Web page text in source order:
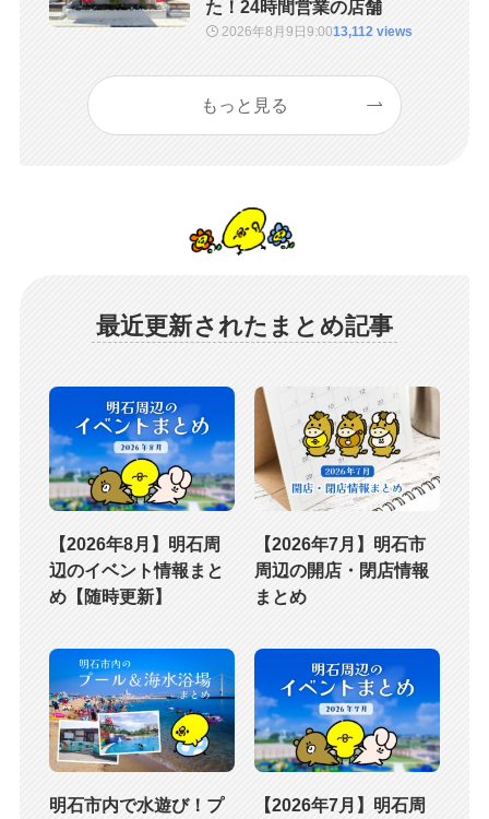
た！24時間営業の店舗
2026年8月9日 9:0013,112 views
もっと見る
最近更新されたまとめ記事
【2026年8月】明石周
辺のイベント情報まと
め【随時更新】
【2026年7月】明石市
周辺の開店・閉店情報
まとめ
明石市内で水遊び！プ
【2026年7月】明石周